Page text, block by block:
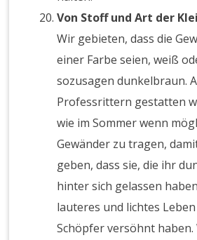
Von Stoff und Art der
Wir gebieten, dass die
einer Farbe seien, weiß
sozusagen dunkelbraun.
Professrittern gestatten
wie im Sommer wenn
Gewänder zu tragen,
geben, dass sie, die ihr
hinter sich gelassen
lauteres und lichtes
Schöpfer versöhnt haben.